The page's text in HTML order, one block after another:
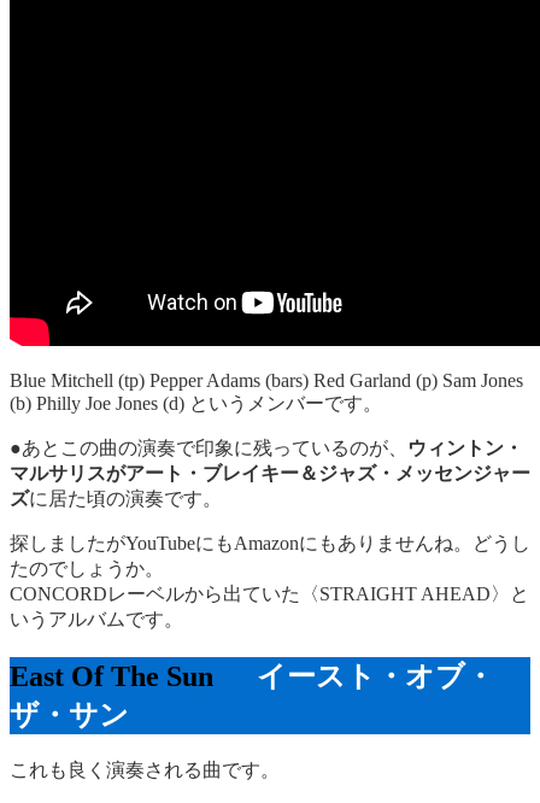
Blue Mitchell (tp) Pepper Adams (bars) Red Garland (p) Sam Jones
(b) Philly Joe Jones (d) というメンバーです。
●あとこの曲の演奏で印象に残っているのが、
ウィントン・
マルサリスがアート・ブレイキー＆ジャズ・メッセンジャー
ズに居た頃の演奏です。
探しましたがYouTubeにもAmazonにもありませんね。どうし
たのでしょうか。
CONCORDレーベルから出ていた〈STRAIGHT AHEAD〉と
いうアルバムです。
East Of The Sun
イースト・オブ・
ザ・サン
これも良く演奏される曲です。